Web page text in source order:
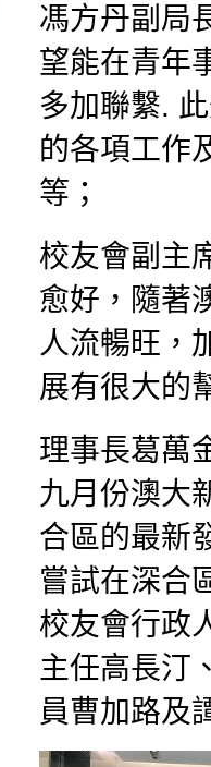
馮方丹副局
望能在青年
多加聯繫.
的各項工作
等；
校友會副主
愈好，隨著
人流暢旺，
展有很大的
理事長葛萬
九月份澳大
合區的最新
嘗試在深合
校友會行政
主任高長汀
員曹加路及